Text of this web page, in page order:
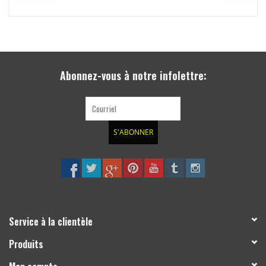
Abonnez-vous à notre infolettre:
S'ABONNER
Service à la clientèle
Produits